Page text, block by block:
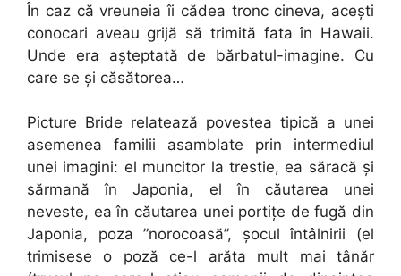
În caz că vreuneia îi cădea tronc cineva, acești
conocari aveau grijă să trimită fata în Hawaii.
Unde era așteptată de bărbatul-imagine. Cu
care se și căsătorea…
Picture Bride relatează povestea tipică a unei
asemenea familii asamblate prin intermediul
unei imagini: el muncitor la trestie, ea săracă și
sărmană în Japonia, el în căutarea unei
neveste, ea în căutarea unei portițe de fugă din
Japonia, poza ”norocoasă”, șocul întâlnirii (el
trimisese o poză ce-l arăta mult mai tânăr